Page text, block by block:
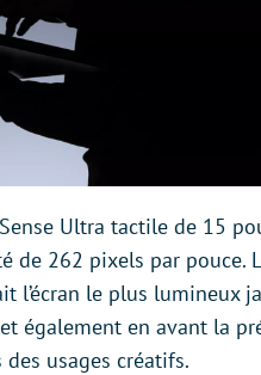
Ultra tactile de 15
de 262 pixels par pouce.
l’écran le plus lumineux
également en avant la
usages créatifs.